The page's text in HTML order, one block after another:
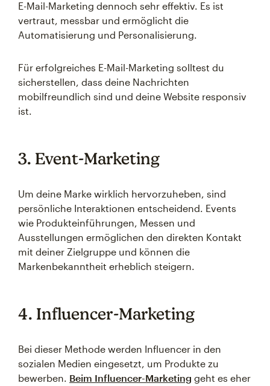
E-Mail-Marketing dennoch sehr effektiv. Es ist
vertraut, messbar und ermöglicht die
Automatisierung und Personalisierung.
Für erfolgreiches E-Mail-Marketing solltest du
sicherstellen, dass deine Nachrichten
mobilfreundlich sind und deine Website responsiv
ist.
3. Event-Marketing
Um deine Marke wirklich hervorzuheben, sind
persönliche Interaktionen entscheidend. Events
wie Produkteinführungen, Messen und
Ausstellungen ermöglichen den direkten Kontakt
mit deiner Zielgruppe und können die
Markenbekanntheit erheblich steigern.
4. Influencer-Marketing
Bei dieser Methode werden Influencer in den
sozialen Medien eingesetzt, um Produkte zu
bewerben. Beim Influencer-Marketing geht es eher